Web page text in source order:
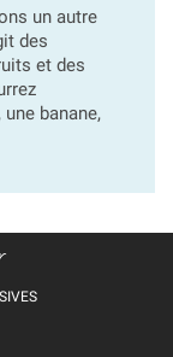
un autre
des
et des
banane,